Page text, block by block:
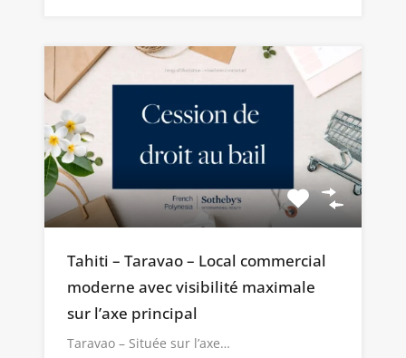
Tahiti – Taravao – Local commercial
moderne avec visibilité maximale
sur l’axe principal
Taravao – Située sur l’axe…